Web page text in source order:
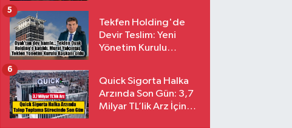
Tekfen Holding'de
Devir Teslim: Yeni
Yönetim Kurulu
5
Quick Sigorta Halka
Arzında Son Gün: 3,7
Milyar TL’lik Arz İçin
6